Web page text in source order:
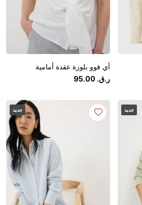
أي فوو بلوزة عقدة أمامية
ر.ق.
95.00
جديد جديد